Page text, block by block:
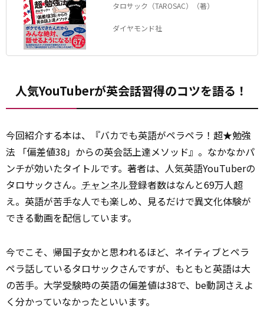
タロサック（TAROSAC）（著）
ダイヤモンド社
人気YouTuberが英会話習得のコツを語る！
今回紹介する本は、『バカでも英語がペラペラ！超★勉強
法 「偏差値38」からの英会話上達メソッド』。なかなかパ
ンチが効いたタイトルです。著者は、人気英語YouTuberの
タロサックさん。 チャンネル登録者数はなんと69万人超
え。英語が苦手な人でも楽しめ、見るだけで異文化体験が
できる動画を配信しています。
今でこそ、帰国子女かと思われるほど、ネイティブとペラ
ペラ話しているタロサックさんですが、もともと英語は大
の苦手。大学受験時の英語の偏差値は38で、be動詞さえよ
く分かっていなかったといいます。